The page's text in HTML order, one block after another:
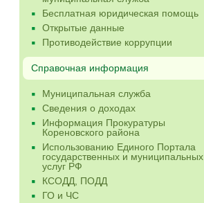
Бесплатная юридическая помощь
Открытые данные
Противодействие коррупции
Справочная информация
Муниципальная служба
Сведения о доходах
Информация Прокуратуры
Кореновского района
Использованию Единого Портала
государственных и муниципальных
услуг РФ
КСОДД, ПОДД
ГО и ЧС